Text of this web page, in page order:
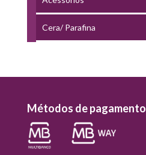
Cera/ Parafina
Métodos de pagamento